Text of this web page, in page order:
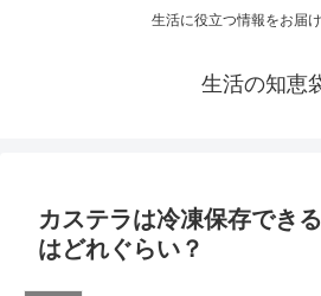
生活に役立つ情報をお届け
生活の知恵
カステラは冷凍保存でき
はどれぐらい？